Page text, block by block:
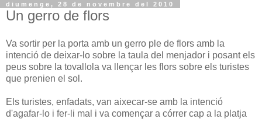
diumenge, 28 de novembre del 2010
Un gerro de flors
Va sortir per la porta amb un gerro ple de flors amb la
intenció de deixar-lo sobre la taula del menjador i posant els
peus sobre la tovallola va llençar les flors sobre els turistes
que prenien el sol.
Els turistes, enfadats, van aixecar-se amb la intenció
d'agafar-lo i fer-li mal i va començar a córrer cap a la platja